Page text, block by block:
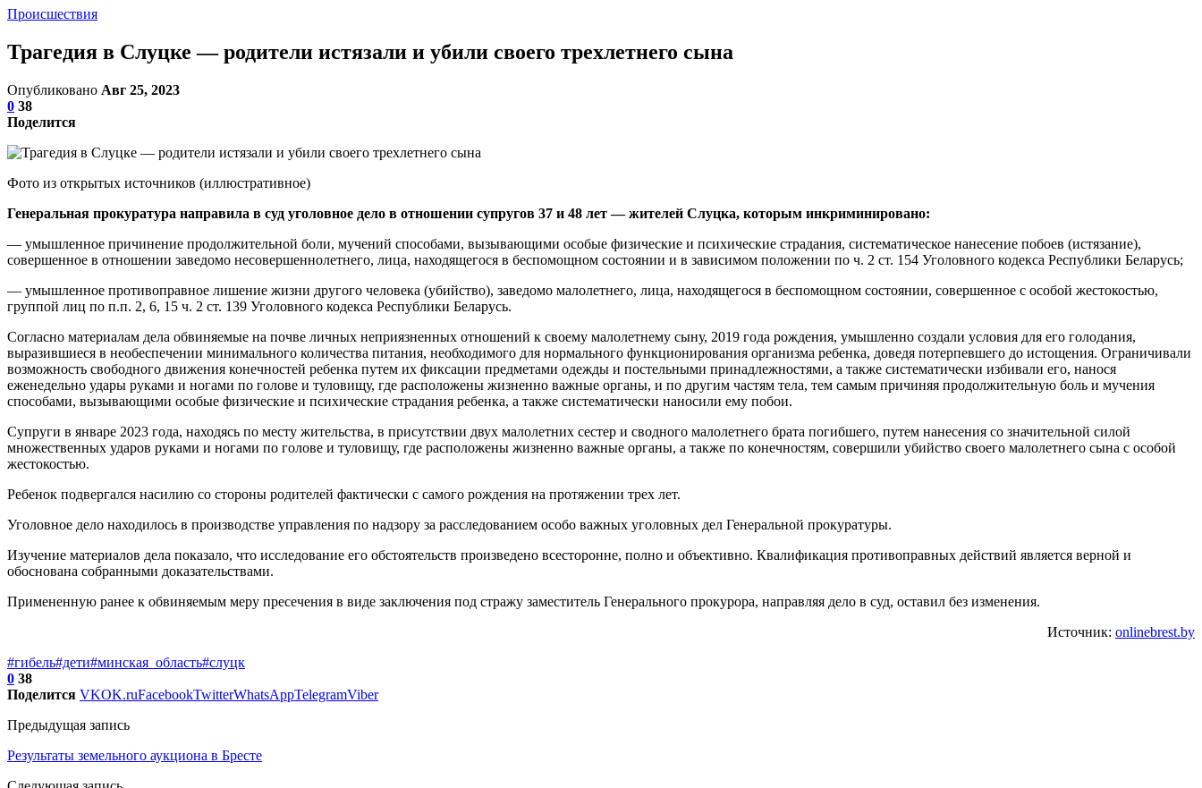
Происшествия
Трагедия в Слуцке — родители истязали и убили своего трехлетнего сына
Опубликовано Авг 25, 2023
0 38
Поделится
Фото из открытых источников (иллюстративное)
Генеральная прокуратура направила в суд уголовное дело в отношении супругов 37 и 48 лет — жителей Слуцка, которым инкриминировано:
— умышленное причинение продолжительной боли, мучений способами, вызывающими особые физические и психические страдания, систематическое нанесение побоев (истязание),
совершенное в отношении заведомо несовершеннолетнего, лица, находящегося в беспомощном состоянии и в зависимом положении по ч. 2 ст. 154 Уголовного кодекса Республики Беларусь;
— умышленное противоправное лишение жизни другого человека (убийство), заведомо малолетнего, лица, находящегося в беспомощном состоянии, совершенное с особой жестокостью,
группой лиц по п.п. 2, 6, 15 ч. 2 ст. 139 Уголовного кодекса Республики Беларусь.
Согласно материалам дела обвиняемые на почве личных неприязненных отношений к своему малолетнему сыну, 2019 года рождения, умышленно создали условия для его голодания,
выразившиеся в необеспечении минимального количества питания, необходимого для нормального функционирования организма ребенка, доведя потерпевшего до истощения. Ограничивали
возможность свободного движения конечностей ребенка путем их фиксации предметами одежды и постельными принадлежностями, а также систематически избивали его, нанося
еженедельно удары руками и ногами по голове и туловищу, где расположены жизненно важные органы, и по другим частям тела, тем самым причиняя продолжительную боль и мучения
способами, вызывающими особые физические и психические страдания ребенка, а также систематически наносили ему побои.
Супруги в январе 2023 года, находясь по месту жительства, в присутствии двух малолетних сестер и сводного малолетнего брата погибшего, путем нанесения со значительной силой
множественных ударов руками и ногами по голове и туловищу, где расположены жизненно важные органы, а также по конечностям, совершили убийство своего малолетнего сына с особой
жестокостью.
Ребенок подвергался насилию со стороны родителей фактически с самого рождения на протяжении трех лет.
Уголовное дело находилось в производстве управления по надзору за расследованием особо важных уголовных дел Генеральной прокуратуры.
Изучение материалов дела показало, что исследование его обстоятельств произведено всесторонне, полно и объективно. Квалификация противоправных действий является верной и
обоснована собранными доказательствами.
Примененную ранее к обвиняемым меру пресечения в виде заключения под стражу заместитель Генерального прокурора, направляя дело в суд, оставил без изменения.
Источник: onlinebrest.by
#гибель#дети#минская_область#слуцк
0 38
Поделится VKOK.ruFacebookTwitterWhatsAppTelegramViber
Предыдущая запись
Результаты земельного аукциона в Бресте